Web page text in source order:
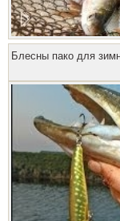
Блесны пако для